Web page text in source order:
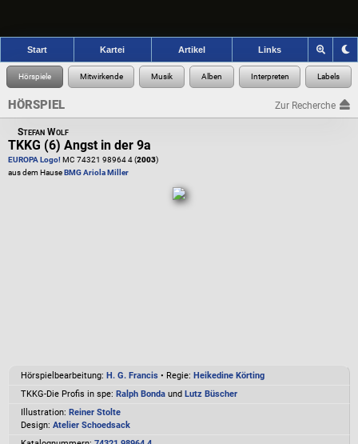
Start Kartei Artikel Links
HÖRSPIEL Zur Recherche
Stefan Wolf
TKKG (6) Angst in der 9a
EUROPA Logo! MC 74321 98964 4 (2003)
aus dem Hause BMG Ariola Miller
Hörspielbearbeitung: H. G. Francis • Regie: Heikedine Körting
TKKG-Die Profis in spe: Ralph Bonda und Lutz Büscher
Illustration: Reiner Stolte
Design: Atelier Schoedsack